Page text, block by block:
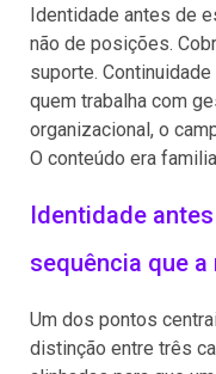
Identidade antes de
não de posições.
suporte.
quem trabalha com
organizacional, o
O conteúdo era
Identidade
sequência que
Um dos pontos
distinção entre três